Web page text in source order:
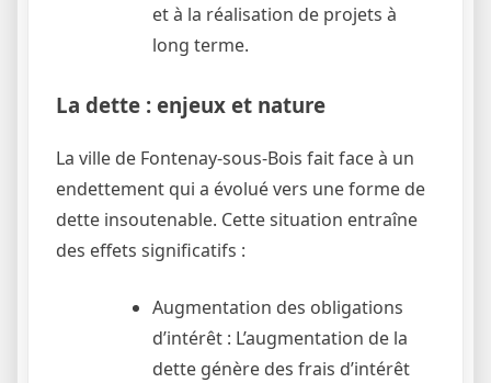
et à la réalisation de projets à
long terme.
La dette : enjeux et nature
La ville de Fontenay-sous-Bois fait face à un
endettement qui a évolué vers une forme de
dette insoutenable. Cette situation entraîne
des effets significatifs :
Augmentation des obligations
d’intérêt : L’augmentation de la
dette génère des frais d’intérêt